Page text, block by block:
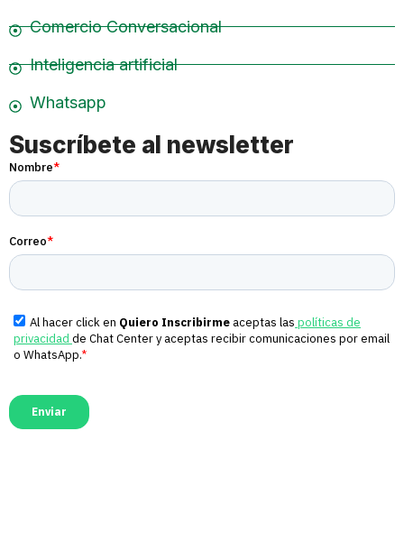
Comercio Conversacional
Inteligencia artificial
Whatsapp
Suscríbete al newsletter